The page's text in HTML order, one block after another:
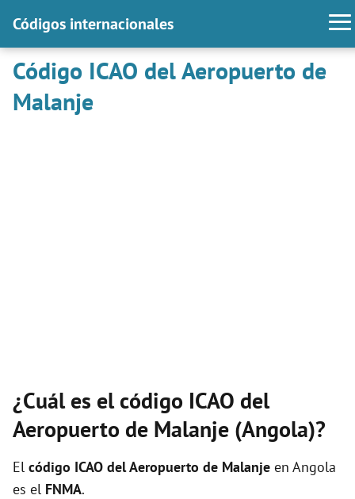
Códigos internacionales
Código ICAO del Aeropuerto de
Malanje
¿Cuál es el código ICAO del
Aeropuerto de Malanje (Angola)?
El código ICAO delAeropuerto de Malanje en Angola
es el FNMA.